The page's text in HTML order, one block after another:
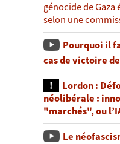
génocide de
selon une
Pourquoi il
cas de victoire
Lordon :
néolibérale :
"marchés", ou
Le